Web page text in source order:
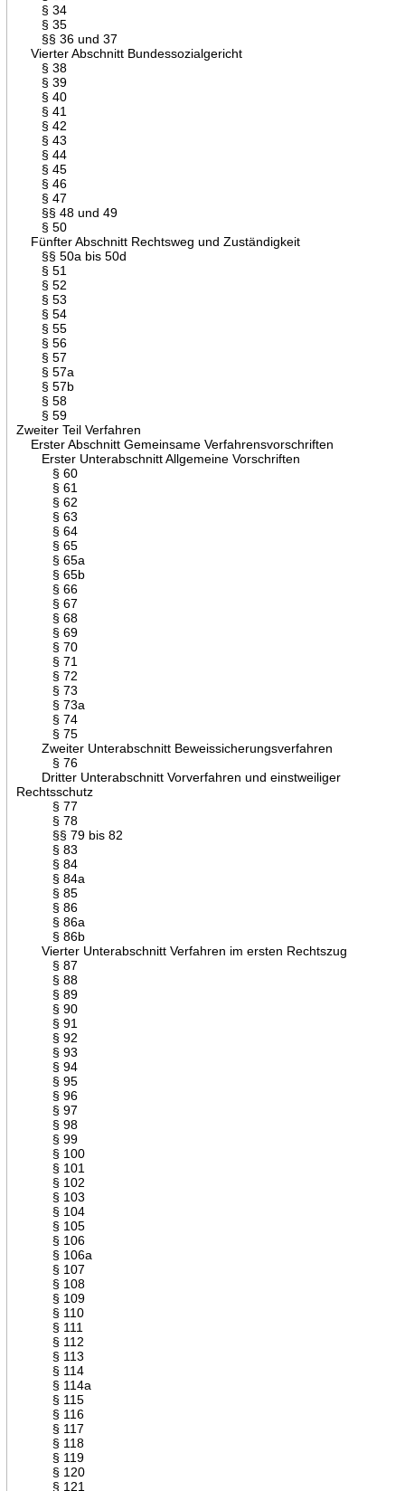
§ 34
§ 35
§§ 36 und 37
Vierter Abschnitt Bundessozialgericht
§ 38
§ 39
§ 40
§ 41
§ 42
§ 43
§ 44
§ 45
§ 46
§ 47
§§ 48 und 49
§ 50
Fünfter Abschnitt Rechtsweg und Zuständigkeit
§§ 50a bis 50d
§ 51
§ 52
§ 53
§ 54
§ 55
§ 56
§ 57
§ 57a
§ 57b
§ 58
§ 59
Zweiter Teil Verfahren
Erster Abschnitt Gemeinsame Verfahrensvorschriften
Erster Unterabschnitt Allgemeine Vorschriften
§ 60
§ 61
§ 62
§ 63
§ 64
§ 65
§ 65a
§ 65b
§ 66
§ 67
§ 68
§ 69
§ 70
§ 71
§ 72
§ 73
§ 73a
§ 74
§ 75
Zweiter Unterabschnitt Beweissicherungsverfahren
§ 76
Dritter Unterabschnitt Vorverfahren und einstweiliger
Rechtsschutz
§ 77
§ 78
§§ 79 bis 82
§ 83
§ 84
§ 84a
§ 85
§ 86
§ 86a
§ 86b
Vierter Unterabschnitt Verfahren im ersten Rechtszug
§ 87
§ 88
§ 89
§ 90
§ 91
§ 92
§ 93
§ 94
§ 95
§ 96
§ 97
§ 98
§ 99
§ 100
§ 101
§ 102
§ 103
§ 104
§ 105
§ 106
§ 106a
§ 107
§ 108
§ 109
§ 110
§ 111
§ 112
§ 113
§ 114
§ 114a
§ 115
§ 116
§ 117
§ 118
§ 119
§ 120
§ 121